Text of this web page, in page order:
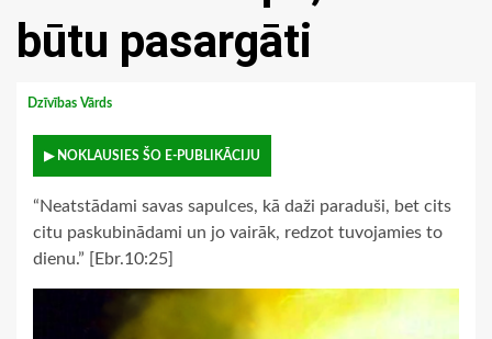
būtu pasargāti
Dzīvības Vārds
▶ NOKLAUSIES ŠO E-PUBLIKĀCIJU
“Neatstādami savas sapulces, kā daži paraduši, bet cits
citu paskubinādami un jo vairāk, redzot tuvojamies to
dienu.” [Ebr.10:25]